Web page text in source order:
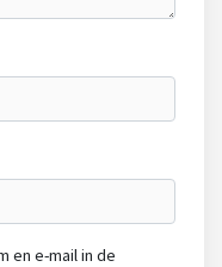
en e-mail in de